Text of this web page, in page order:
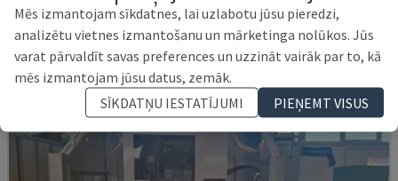
54.000 €
Mēs izmantojam sīkdatnes, lai uzlabotu jūsu pieredzi,
analizētu vietnes izmantošanu un mārketinga nolūkos. Jūs
varat pārvaldīt savas preferences un uzzināt vairāk par to, kā
mēs izmantojam jūsu datus, zemāk.
SĪKDATŅU IESTATĪJUMI
PIEŅEMT VISUS